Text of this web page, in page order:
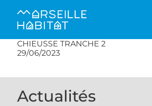
CHIEUSSE TRANCHE 2
29/06/2023
Actualités